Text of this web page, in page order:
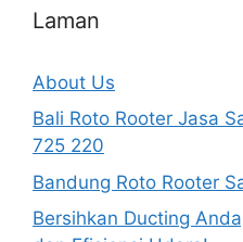
Laman
About Us
Bali Roto Rooter Jasa
725 220
Bandung Roto Rooter
Bersihkan Ducting